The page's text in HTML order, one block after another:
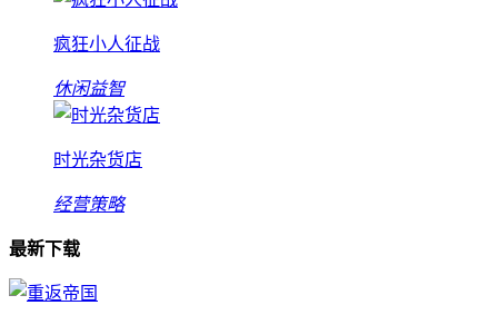
疯狂小人征战
休闲益智
时光杂货店
经营策略
最新下载